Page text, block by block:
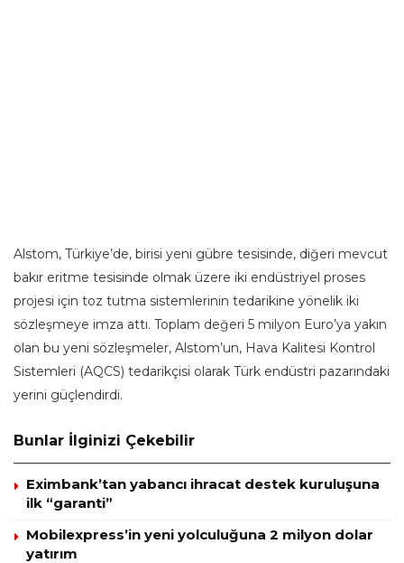
Alstom, Türkiye’de, birisi yeni gübre tesisinde, diğeri mevcut
bakır eritme tesisinde olmak üzere iki endüstriyel proses
projesi için toz tutma sistemlerinin tedarikine yönelik iki
sözleşmeye imza attı. Toplam değeri 5 milyon Euro’ya yakın
olan bu yeni sözleşmeler, Alstom’un, Hava Kalitesi Kontrol
Sistemleri (AQCS) tedarikçisi olarak Türk endüstri pazarındaki
yerini güçlendirdi.
Bunlar İlginizi Çekebilir
Eximbank’tan yabancı ihracat destek kuruluşuna
ilk “garanti”
Mobilexpress’in yeni yolculuğuna 2 milyon dolar
yatırım